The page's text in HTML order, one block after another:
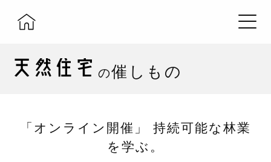
の催しもの
「オンライン開催」 持続可能な林業
を学ぶ。